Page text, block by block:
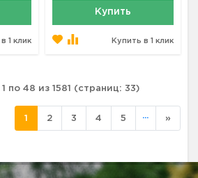
1 клик
Купить
Купить в 1 клик
по 48 из 1581 (страниц: 33)
1 2 3 4 5 ... »